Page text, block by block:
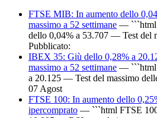
FTSE MIB: In aumento dello
massimo a 52 settimane — ```html
dello 0,04% a 53.707 — Test del
Pubblicato:
IBEX 35: Giù dello 0,28% a
massimo a 52 settimane — ```html
a 20.125 — Test del massimo
07 Agost
FTSE 100: In aumento dello
ipercomprato — ```html FTSE